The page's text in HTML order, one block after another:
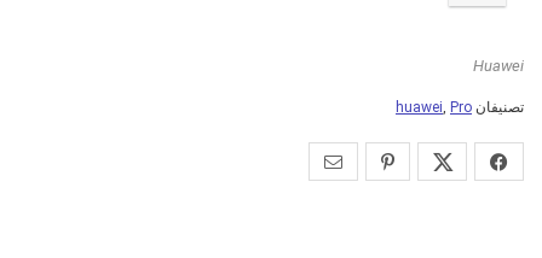
Huawei
تصنيفان huawei, Pro